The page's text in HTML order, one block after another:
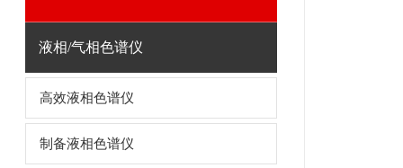
液相/气相色谱仪
高效液相色谱仪
制备液相色谱仪